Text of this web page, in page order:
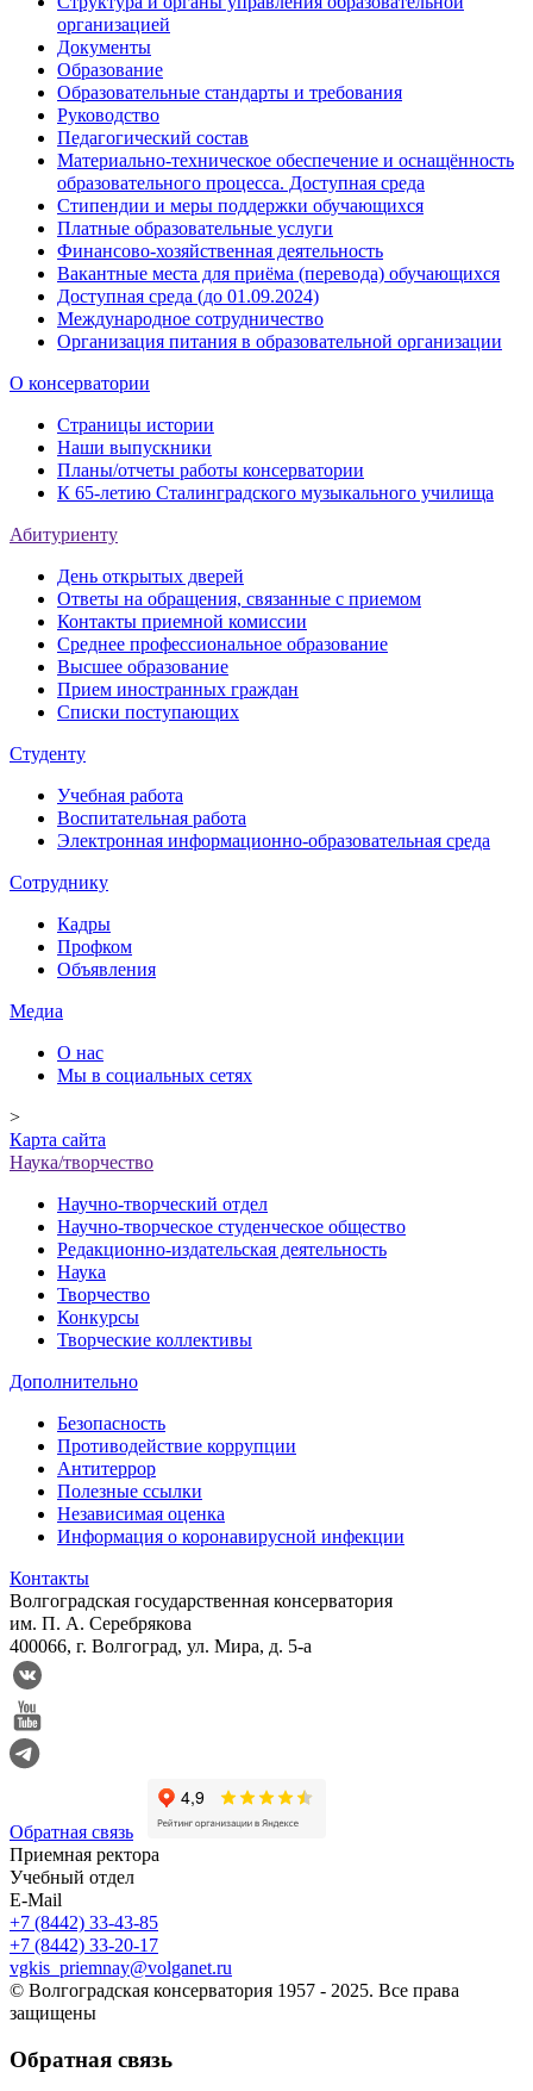
организацией
Документы
Образование
Образовательные стандарты и требования
Руководство
Педагогический состав
Материально-техническое обеспечение и оснащённость
образовательного процесса. Доступная среда
Стипендии и меры поддержки обучающихся
Платные образовательные услуги
Финансово-хозяйственная деятельность
Вакантные места для приёма (перевода) обучающихся
Доступная среда (до 01.09.2024)
Международное сотрудничество
Организация питания в образовательной организации
О консерватории
Страницы истории
Наши выпускники
Планы/отчеты работы консерватории
К 65-летию Сталинградского музыкального училища
Абитуриенту
День открытых дверей
Ответы на обращения, связанные с приемом
Контакты приемной комиссии
Среднее профессиональное образование
Высшее образование
Прием иностранных граждан
Списки поступающих
Студенту
Учебная работа
Воспитательная работа
Электронная информационно-образовательная среда
Сотруднику
Кадры
Профком
Объявления
Медиа
О нас
Мы в социальных сетях
>
Карта сайта
Наука/творчество
Научно-творческий отдел
Научно-творческое студенческое общество
Редакционно-издательская деятельность
Наука
Творчество
Конкурсы
Творческие коллективы
Дополнительно
Безопасность
Противодействие коррупции
Антитеррор
Полезные ссылки
Независимая оценка
Информация о коронавирусной инфекции
Контакты
Волгоградская государственная консерватория
им. П. А. Серебрякова
400066, г. Волгоград, ул. Мира, д. 5-а
Обратная связь
Приемная ректора
Учебный отдел
E-Mail
+7 (8442) 33-43-85
+7 (8442) 33-20-17
vgkis_priemnay@volganet.ru
© Волгоградская консерватория 1957 - 2025. Все права
защищены
Обратная связь